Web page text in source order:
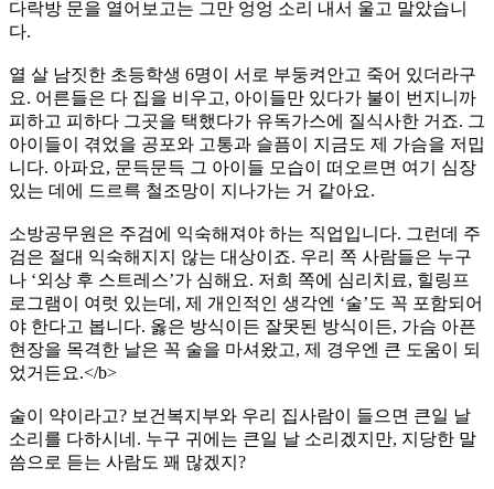
다락방 문을 열어보고는 그만 엉엉 소리 내서 울고 말았습니
다.
열 살 남짓한 초등학생 6명이 서로 부둥켜안고 죽어 있더라구
요. 어른들은 다 집을 비우고, 아이들만 있다가 불이 번지니까
피하고 피하다 그곳을 택했다가 유독가스에 질식사한 거죠. 그
아이들이 겪었을 공포와 고통과 슬픔이 지금도 제 가슴을 저밉
니다. 아파요, 문득문득 그 아이들 모습이 떠오르면 여기 심장
있는 데에 드르륵 철조망이 지나가는 거 같아요.
소방공무원은 주검에 익숙해져야 하는 직업입니다. 그런데 주
검은 절대 익숙해지지 않는 대상이죠. 우리 쪽 사람들은 누구
나 ‘외상 후 스트레스’가 심해요. 저희 쪽에 심리치료, 힐링프
로그램이 여럿 있는데, 제 개인적인 생각엔 ‘술’도 꼭 포함되어
야 한다고 봅니다. 옳은 방식이든 잘못된 방식이든, 가슴 아픈
현장을 목격한 날은 꼭 술을 마셔왔고, 제 경우엔 큰 도움이 되
었거든요.</b>
술이 약이라고? 보건복지부와 우리 집사람이 들으면 큰일 날
소리를 다하시네. 누구 귀에는 큰일 날 소리겠지만, 지당한 말
씀으로 듣는 사람도 꽤 많겠지?